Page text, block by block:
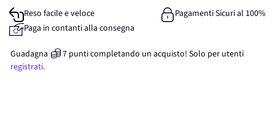
Reso facile e veloce
Pagamenti Sicuri al 100%
Paga in contanti alla consegna
Guadagna 7 punticompletando un acquisto! Solo per utenti
registrati.